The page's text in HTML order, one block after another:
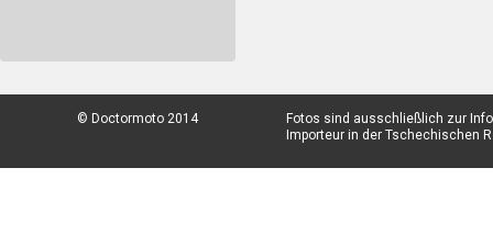
© Doctormoto 2014
Fotos sind ausschließlich zur
Importeur in der Tschechischen